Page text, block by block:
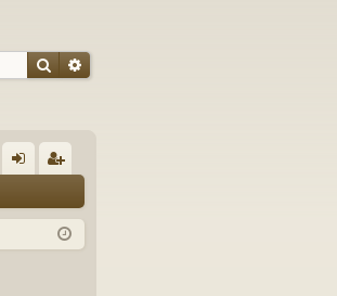
ПоискРасширенный поиск
д ис